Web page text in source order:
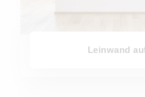
Leinwand